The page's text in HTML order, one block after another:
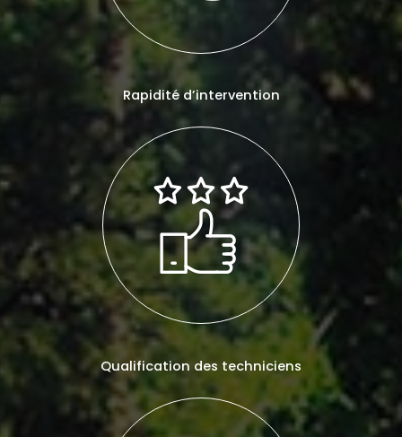
Rapidité d’intervention
Qualification des techniciens